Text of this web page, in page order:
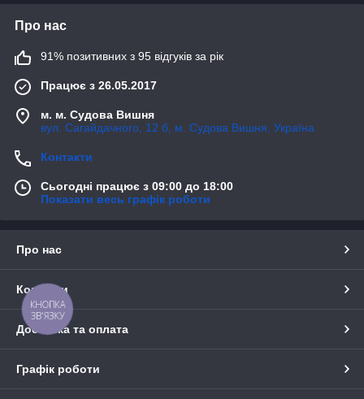
Про нас
91% позитивних з 95 відгуків за рік
Працює з 26.05.2017
м. м. Судова Вишня
вул. Сагайдачного, 12 б, м. Судова Вишня, Україна
Контакти
Сьогодні працює з 09:00 до 18:00
Показати весь графік роботи
Про нас
Контакти
Доставка та оплата
Графік роботи
КНОПКА
ЗВ'ЯЗКУ